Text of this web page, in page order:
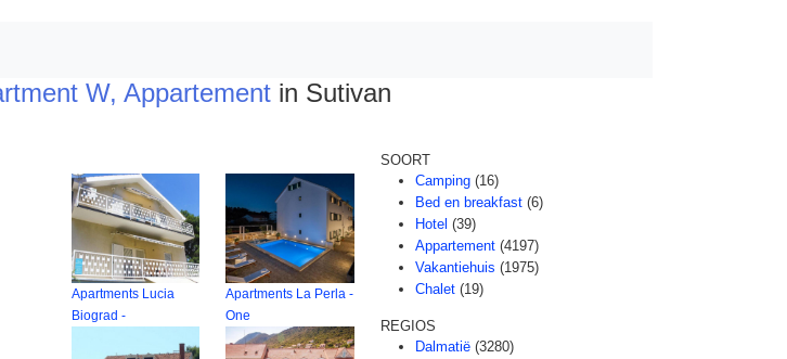
W, Appartement in Sutivan
Apartments Lucia
Biograd -
Apartments La Perla -
One
SOORT
Camping (16)
Bed en breakfast (6)
Hotel (39)
Appartement (4197)
Vakantiehuis (1975)
Chalet (19)
REGIOS
Dalmatië (3280)